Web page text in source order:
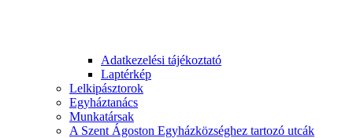
Adatkezelési tájékoztató
Laptérkép
Lelkipásztorok
Egyháztanács
Munkatársak
A Szent Ágoston Egyházközséghez tartozó utcák